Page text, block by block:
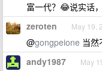
富一代？😂说实话
zeroten May 19,
@gongpeione 当然
andy1987 May